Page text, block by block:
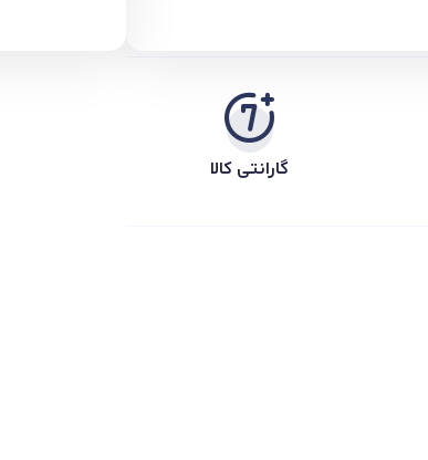
گارانتی کالا